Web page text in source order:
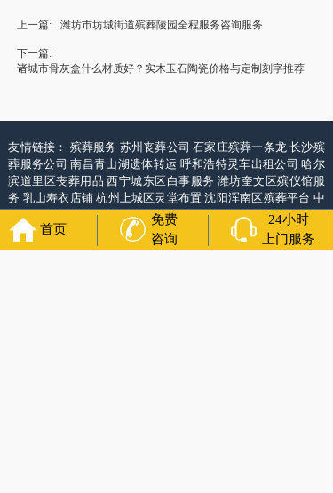
上一篇: 潍坊市坊城街道殡葬陵园全程服务咨询服务
下一篇:
诸城市骨灰盒什么材质好？实木玉石陶瓷价格与定制刻字推荐
友情链接： 殡葬服务 苏州丧葬公司石家庄殡葬一条龙长沙殡
葬服务公司南昌青山湖遗体转运 呼和浩特灵车出租公司哈尔
滨道里区丧葬用品西宁城东区白事服务潍坊奎文区殡仪馆服
务 乳山寿衣店铺杭州上城区灵堂布置沈阳浑南区殡葬平台 中
国墓地网
中国非急救转运网网站建设 中国殡葬一条龙网中国
救护车网葬花店 葬花服务网
首页
免费
咨询
24小时
上门服务